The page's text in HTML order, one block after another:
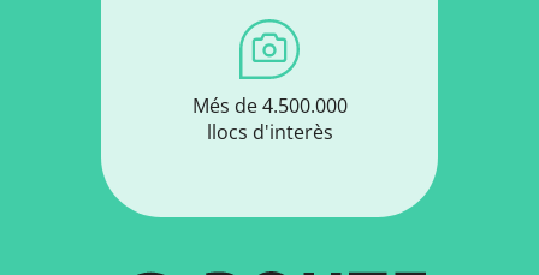
Més de 4.500.000
llocs d'interès